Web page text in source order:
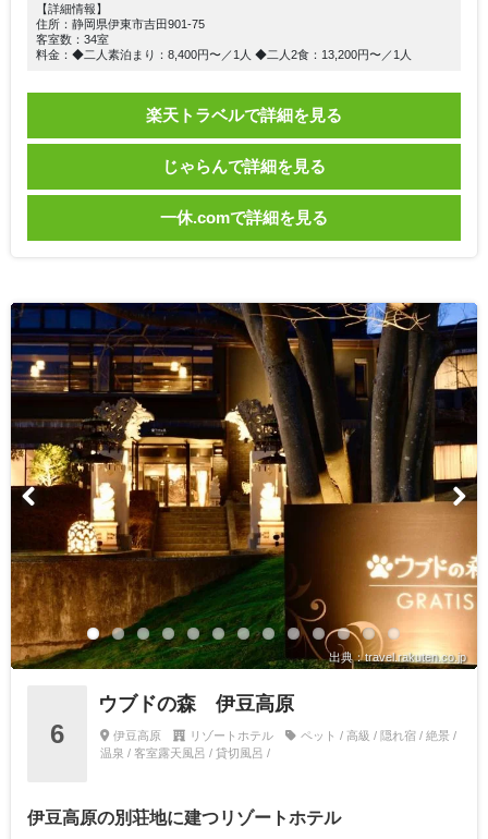
【詳細情報】
住所：静岡県伊東市吉田901-75
客室数：34室
料金：◆二人素泊まり：8,400円〜／1人 ◆二人2食：13,200円〜／1人
楽天トラベルで詳細を見る
じゃらんで詳細を見る
一休.comで詳細を見る
出典：travel.rakuten.co.jp
6
ウブドの森 伊豆高原
伊豆高原 リゾートホテル
ペット / 高級 / 隠れ宿 / 絶景 /
温泉 / 客室露天風呂 / 貸切風呂 /
伊豆高原の別荘地に建つリゾートホテル